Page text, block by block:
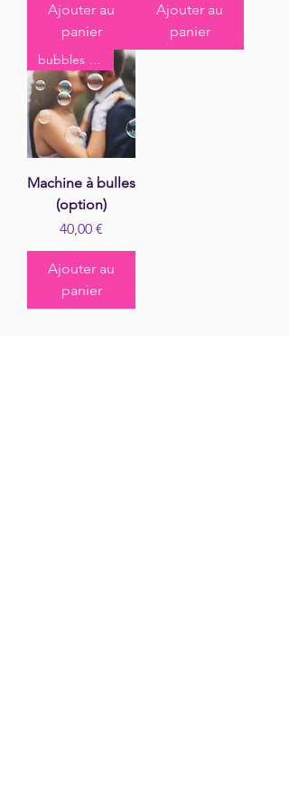
Ajouter au
panier
Ajouter au
panier
bubbles kiss
Machine à bulles
(option)
Prix
40,00 €
Ajouter au
panier